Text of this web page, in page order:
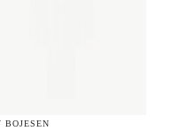
BOJESEN